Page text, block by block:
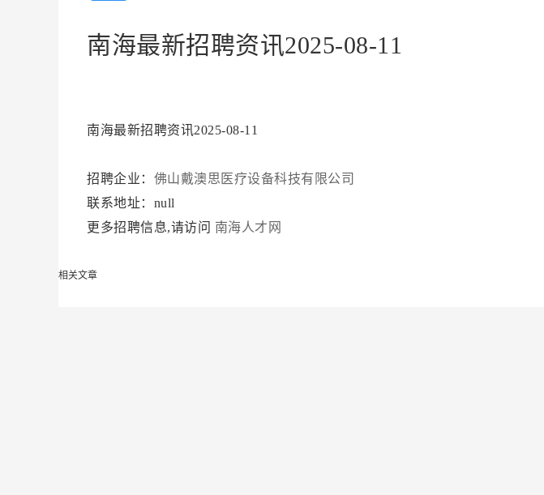
南海最新招聘资讯2025-08-11
南海最新招聘资讯2025-08-11
招聘企业： 佛山戴澳思医疗设备科技有限公司
联系地址：null
更多招聘信息,请访问 南海人才网
相关文章